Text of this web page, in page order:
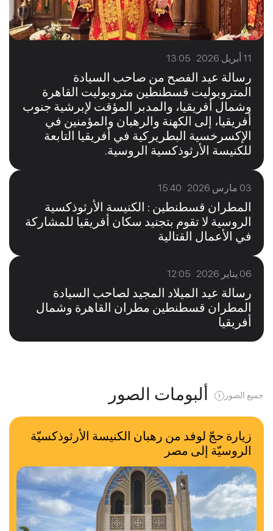
11 أبريل 2026 13:05
رسالة عيد الفصح من صاحب السيادة
المتروبوليت قسطنطين متروبوليت القاهرة
وشمال أفريقيا، والمدبر المؤقت لإبرشية جنوب
أفريقيا، إلى الكهنة والرهبان والمؤمنين في
الإكسرخسية البطريركية في أفريقيا التابعة
للكنيسة الأرثوذكسية الروسية.
03 مارس 2026 15:40
المطران قسطنطين : الكنيسة الأرثوذكسية
الروسية لا تقوم بتجنيد سكان أفريقيا للمشاركة
في الأعمال القتالية
06 يناير 2026 12:05
رسالة عيد الميلاد المجيد لصاحب السيادة
المطران قسطنطين مطران القاهرة وشمال
أفريقيا
ألبومات الصور جميع الصور
زيارة حجّ لوفد من رهبان الكنيسة الأرثوذكسيّة
الروسيّة إلى مصر